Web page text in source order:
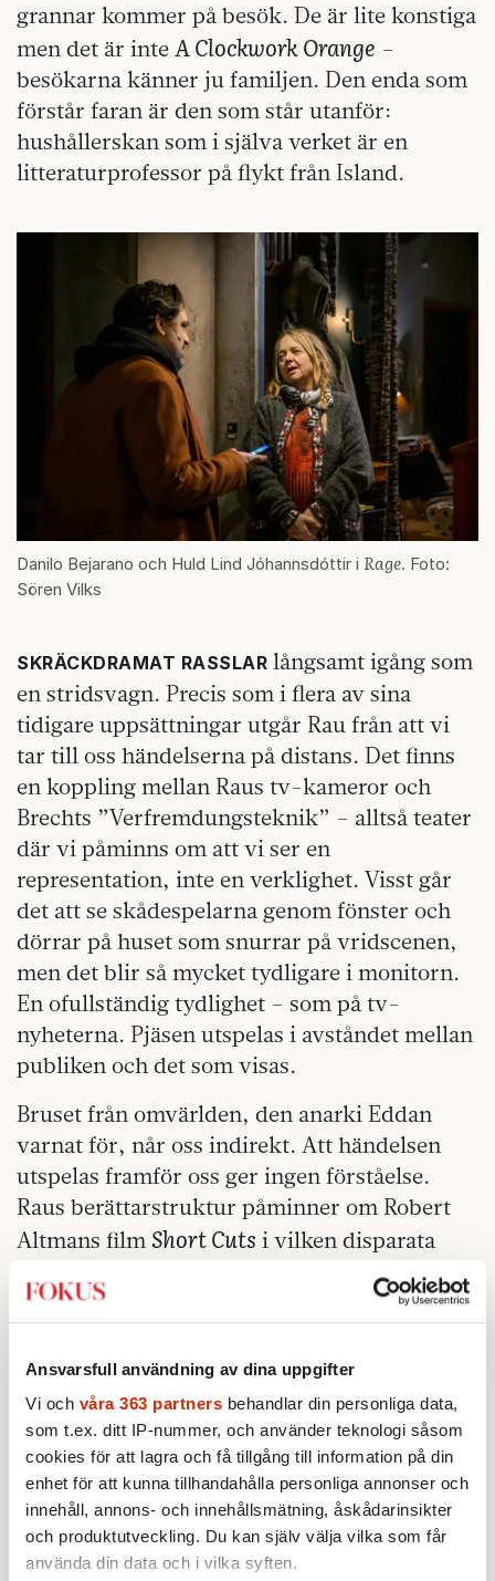
Ansvarsfull användning av dina uppgifter
Vi och våra 363 partners behandlar din personliga data,
som t.ex. ditt IP-nummer, och använder teknologi såsom
cookies för att lagra och få tillgång till information på din
enhet för att kunna tillhandahålla personliga annonser och
innehåll, annons- och innehållsmätning, åskådarinsikter
och produktutveckling. Du kan själv välja vilka som får
använda din data och i vilka syften.
grannar kommer på besök. De är lite konstiga
men det är inte A Clockwork Orange –
besökarna känner ju familjen. Den enda som
förstår faran är den som står utanför:
hushållerskan som i själva verket är en
litteraturprofessor på flykt från Island.
Danilo Bejarano och Huld Lind Jóhannsdóttir i Rage. Foto:
Sören Vilks
SKRÄCKDRAMAT RASSLAR långsamt igång som
en stridsvagn. Precis som i flera av sina
tidigare uppsättningar utgår Rau från att vi
tar till oss händelserna på distans. Det finns
en koppling mellan Raus tv-kameror och
Brechts ”Verfremdungsteknik” – alltså teater
där vi påminns om att vi ser en
representation, inte en verklighet. Visst går
det att se skådespelarna genom fönster och
dörrar på huset som snurrar på vridscenen,
men det blir så mycket tydligare i monitorn.
En ofullständig tydlighet – som på tv-
nyheterna. Pjäsen utspelas i avståndet mellan
publiken och det som visas.
Bruset från omvärlden, den anarki Eddan
varnat för, når oss indirekt. Att händelsen
utspelas framför oss ger ingen förståelse.
Raus berättarstruktur påminner om Robert
Altmans filmShort Cuts i vilken disparata
fragment fogas till en helhet som hela tiden
ändrar sig. Purister kan förstås hävda att det
Rau använder allt från tv till klassiska
monologer riktade direkt till publiken ­- och
Ragelyfter.